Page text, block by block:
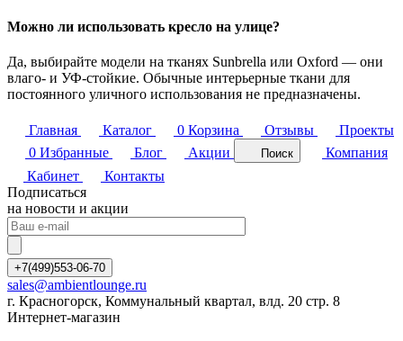
Можно ли использовать кресло на улице?
Да, выбирайте модели на тканях Sunbrella или Oxford — они
влаго- и УФ-стойкие. Обычные интерьерные ткани для
постоянного уличного использования не предназначены.
Главная Каталог 0 Корзина Отзывы
Проекты
0 Избранные Блог Акции Поиск
Компания
Кабинет
Контакты
Подписаться
на новости и акции
+7(499)553-06-70
sales@ambientlounge.ru
г. Красногорск, Коммунальный квартал, влд. 20 стр. 8
Интернет-магазин